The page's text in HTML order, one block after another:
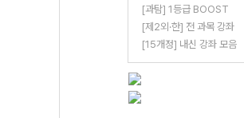
[과탐] 1등급 BOOST
[제2외·한] 전 과목 강좌
[15개정] 내신 강좌 모음